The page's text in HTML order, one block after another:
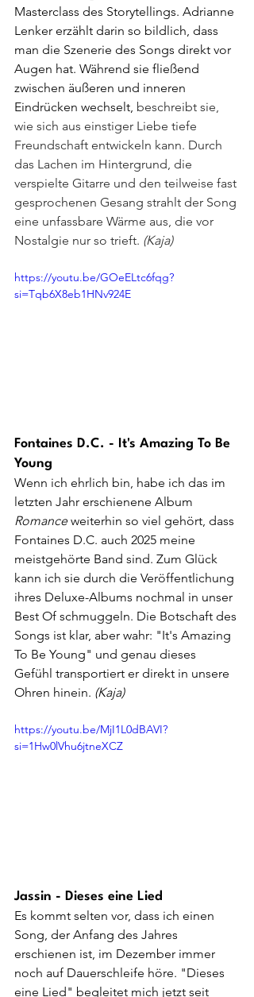
Masterclass des Storytellings. Adrianne
Lenker erzählt darin so bildlich, dass
man die Szenerie des Songs direkt vor
Augen hat. Während sie fließend
zwischen äußeren und inneren
Eindrücken wechselt, beschreibt sie,
wie sich aus einstiger Liebe tiefe
Freundschaft entwickeln kann. Durch
das Lachen im Hintergrund, die
verspielte Gitarre und den teilweise fast
gesprochenen Gesang strahlt der Song
eine unfassbare Wärme aus, die vor
Nostalgie nur so trieft. (Kaja)
https://youtu.be/GOeELtc6fqg?
si=Tqb6X8eb1HNv924E
Fontaines D.C. - It's Amazing To Be
Young
Wenn ich ehrlich bin, habe ich das im
letzten Jahr erschienene Album
Romance weiterhin so viel gehört, dass
Fontaines D.C. auch 2025 meine
meistgehörte Band sind. Zum Glück
kann ich sie durch die Veröffentlichung
ihres Deluxe-Albums nochmal in unser
Best Of schmuggeln. Die Botschaft des
Songs ist klar, aber wahr: "It's Amazing
To Be Young" und genau dieses
Gefühl transportiert er direkt in unsere
Ohren hinein. (Kaja)
https://youtu.be/MjI1L0dBAVI?
si=1Hw0lVhu6jtneXCZ
Jassin - Dieses eine Lied
Es kommt selten vor, dass ich einen
Song, der Anfang des Jahres
erschienen ist, im Dezember immer
noch auf Dauerschleife höre. "Dieses
eine Lied" begleitet mich jetzt seit